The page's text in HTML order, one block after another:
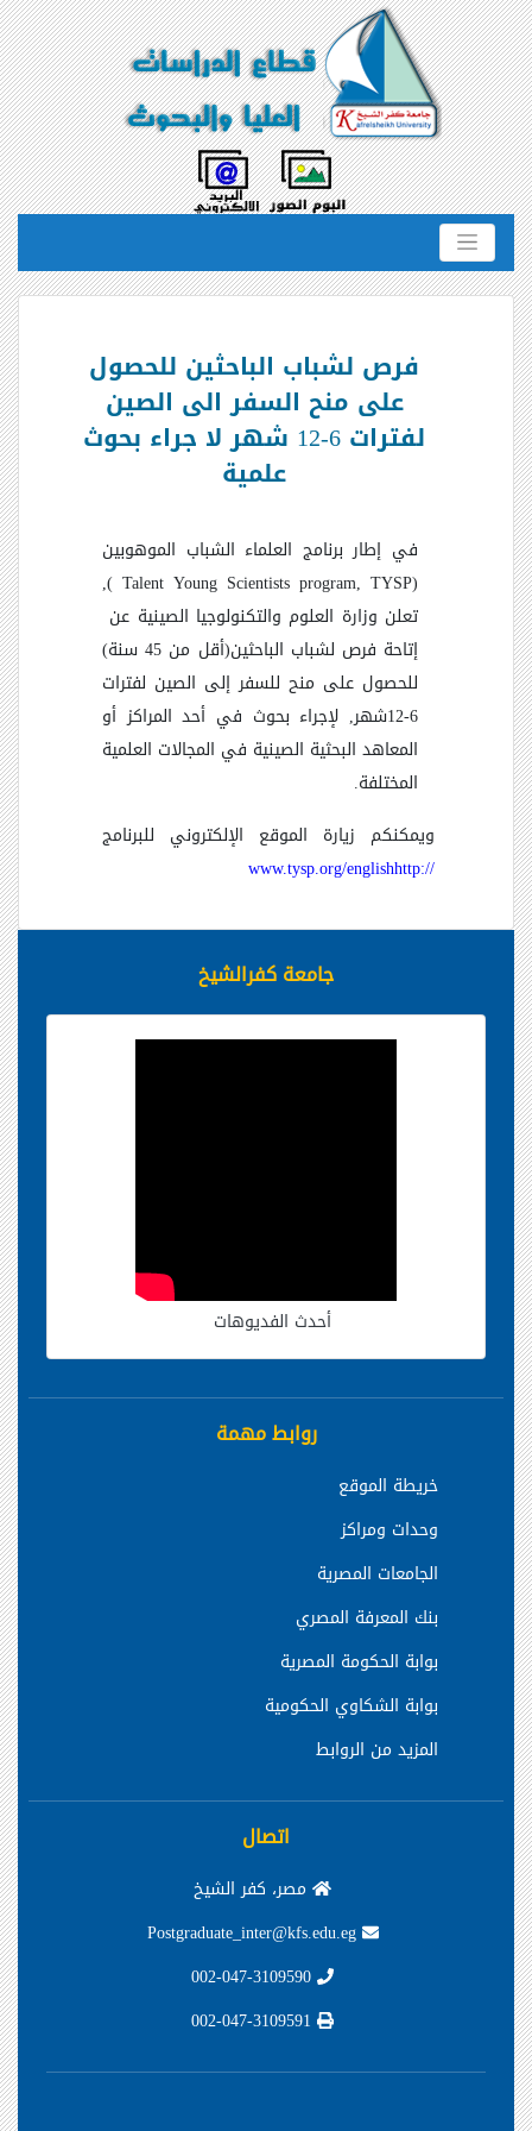
فرص لشباب الباحثين للحصول
على منح السفر الى الصين
لفترات 6-12 شهر لا جراء بحوث
علمية
في إطار برنامج العلماء الشباب الموهوبين
(
Talent Young Scientists program, TYSP
),
تعلن وزارة العلوم والتكنولوجيا الصينية عن
إتاحة فرص لشباب الباحثين(أقل من 45 سنة)
للحصول على منح للسفر إلى الصين لفترات
6-12شهر, لإجراء بحوث في أحد المراكز أو
المعاهد البحثية الصينية في المجالات العلمية
المختلفة.
ويمكنكم زيارة الموقع الإلكتروني للبرنامج
http://
www.tysp.org/english
جامعة كفرالشيخ
أحدث الفديوهات
روابط مهمة
خريطة الموقع
وحدات ومراكز
الجامعات المصرية
بنك المعرفة المصري
بوابة الحكومة المصرية
بوابة الشكاوي الحكومية
المزيد من الروابط
اتصال
مصر، كفر الشيخ
Postgraduate_inter@kfs.edu.eg